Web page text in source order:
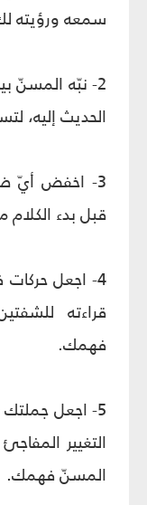
سمعه ورؤيته
2- نبّه المسنّ
الحديث إليه،
3- اخفض أيّ
قبل بدء الكلام
4- اجعل
قراءته
فهمك.
5- اجعل
التغيير
المسنّ فهمك.